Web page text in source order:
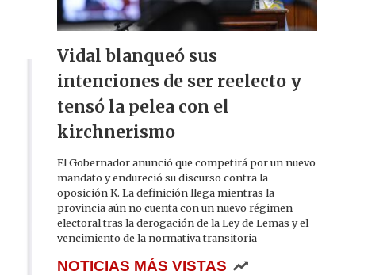
Vidal blanqueó sus
intenciones de ser reelecto y
tensó la pelea con el
kirchnerismo
El Gobernador anunció que competirá por un nuevo
mandato y endureció su discurso contra la
oposición K. La definición llega mientras la
provincia aún no cuenta con un nuevo régimen
electoral tras la derogación de la Ley de Lemas y el
vencimiento de la normativa transitoria
NOTICIAS MÁS VISTAS